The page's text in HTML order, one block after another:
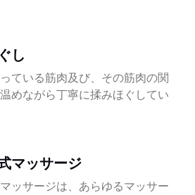
し
ている筋肉及び、その筋肉の関
めながら丁寧に揉みほぐしてい
マッサージ
ッサージは、あらゆるマッサー